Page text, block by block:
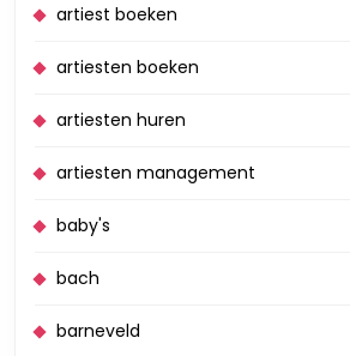
artiest boeken
artiesten boeken
artiesten huren
artiesten management
baby's
bach
barneveld